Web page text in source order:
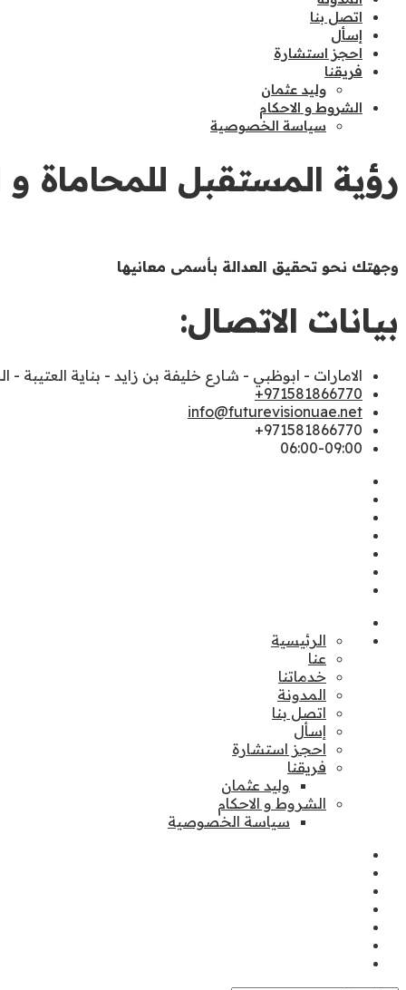
اتصل بنا
إسأل
احجز استشارة
فريقنا
وليد عثمان
الشروط و الاحكام
سياسة الخصوصية
رؤية المستقبل للمحاماة و
وجهتك نحو تحقيق العدالة بأسمى معانيها
بيانات الاتصال:
الامارات - ابوظبي - شارع خليفة بن زايد - بناية العتيبة -
971581866770+
info@futurevisionuae.net
971581866770+
06:00-09:00
الرئيسية
عنا
خدماتنا
المدونة
اتصل بنا
إسأل
احجز استشارة
فريقنا
وليد عثمان
الشروط و الاحكام
سياسة الخصوصية